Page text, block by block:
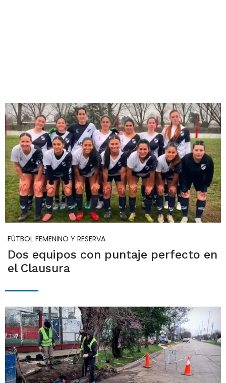
FÚTBOL FEMENINO Y RESERVA
Dos equipos con puntaje perfecto en
el Clausura